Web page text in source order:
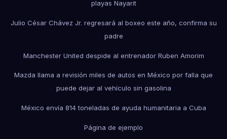
playas Nayarit
Julio César Chávez Jr. regresará al boxeo este año, confirma su
padre
Manchester United despide al entrenador Ruben Amorim
Mazda llama a revisión miles de autos en México por falla que
puede dejar al vehículo sin gasolina
México envía 814 toneladas de ayuda humanitaria a Cuba
Página de ejemplo